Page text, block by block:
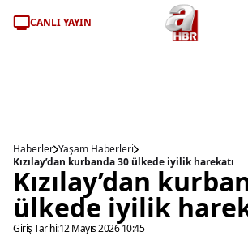
CANLI YAYIN
Haberler Yaşam Haberleri
Kızılay’dan kurbanda 30 ülkede iyilik harekatı
Kızılay’dan
ülkede iyilik
Giriş Tarihi:12 Mayıs 2026 10:45